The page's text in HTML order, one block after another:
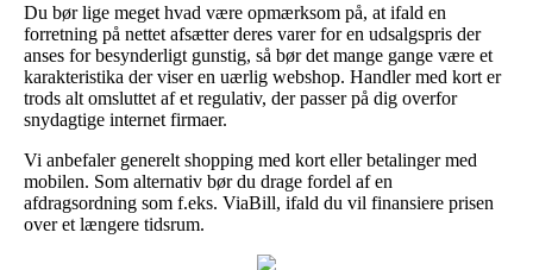
Du bør lige meget hvad være opmærksom på, at ifald en
forretning på nettet afsætter deres varer for en udsalgspris der
anses for besynderligt gunstig, så bør det mange gange være et
karakteristika der viser en uærlig webshop. Handler med kort er
trods alt omsluttet af et regulativ, der passer på dig overfor
snydagtige internet firmaer.
Vi anbefaler generelt shopping med kort eller betalinger med
mobilen. Som alternativ bør du drage fordel af en
afdragsordning som f.eks. ViaBill, ifald du vil finansiere prisen
over et længere tidsrum.